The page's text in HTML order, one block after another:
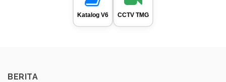
Katalog V6 CCTV TMG
BERITA